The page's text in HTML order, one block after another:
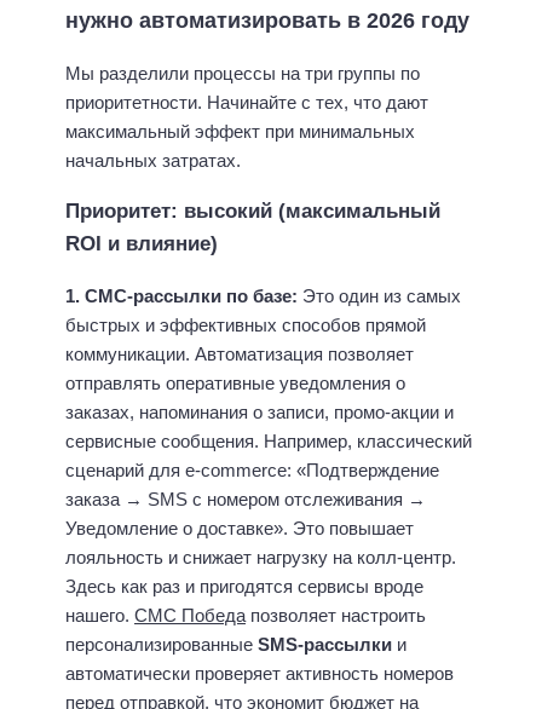
нужно автоматизировать в 2026 году
Мы разделили процессы на три группы по
приоритетности. Начинайте с тех, что дают
максимальный эффект при минимальных
начальных затратах.
Приоритет: высокий (максимальный
ROI и влияние)
1. СМС-рассылки по базе: Это один из самых
быстрых и эффективных способов прямой
коммуникации. Автоматизация позволяет
отправлять оперативные уведомления о
заказах, напоминания о записи, промо-акции и
сервисные сообщения. Например, классический
сценарий для e-commerce: «Подтверждение
заказа → SMS с номером отслеживания →
Уведомление о доставке». Это повышает
лояльность и снижает нагрузку на колл-центр.
Здесь как раз и пригодятся сервисы вроде
нашего. СМС Победа позволяет настроить
персонализированные SMS-рассылки и
автоматически проверяет активность номеров
перед отправкой, что экономит бюджет на